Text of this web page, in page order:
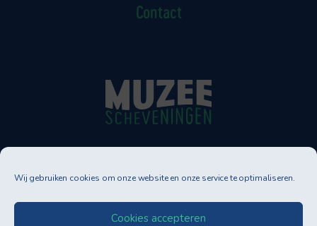
Wij gebruiken cookies om onze website en onze service te optimaliseren.
Cookies accepteren
Neptunusstraat 90-92
Tel. 070-3500830
info@muzee.nl
Contact